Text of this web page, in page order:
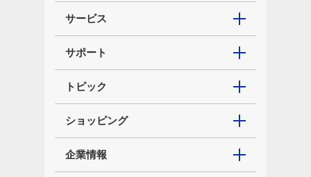
サービス
サポート
トピック
ショッピング
企業情報